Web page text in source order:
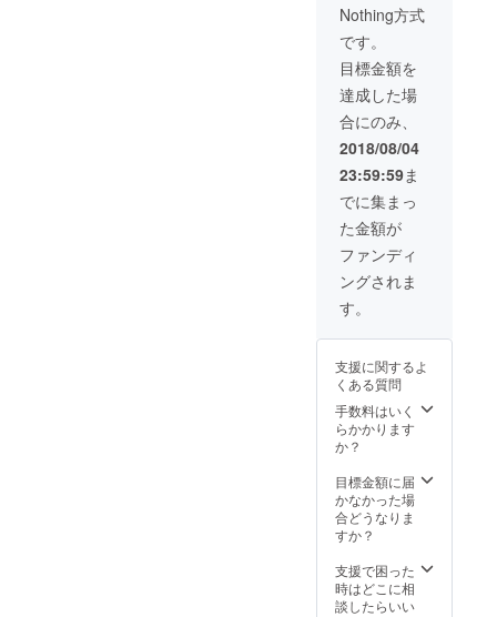
Nothing方式
です。
目標金額を
達成した場
合にのみ、
2018/08/04
23:59:59ま
でに集まっ
た金額が
ファンディ
ングされま
す。
支援に関するよ
くある質問
手数料はいく
らかかります
か？
目標金額に届
かなかった場
合どうなりま
すか？
支援で困った
時はどこに相
談したらいい